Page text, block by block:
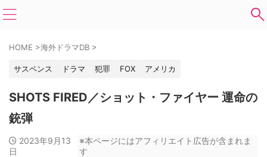
HOME >海外ドラマDB >
サスペンス ドラマ 犯罪 FOX アメリカ
SHOTS FIRED／ショット・ファイヤー 運命の
銃弾
2023年9月13
日
※本ページにはアフィリエイト広告が含まれま
す